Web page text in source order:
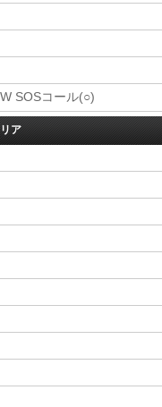
SOSコール(○)
ア